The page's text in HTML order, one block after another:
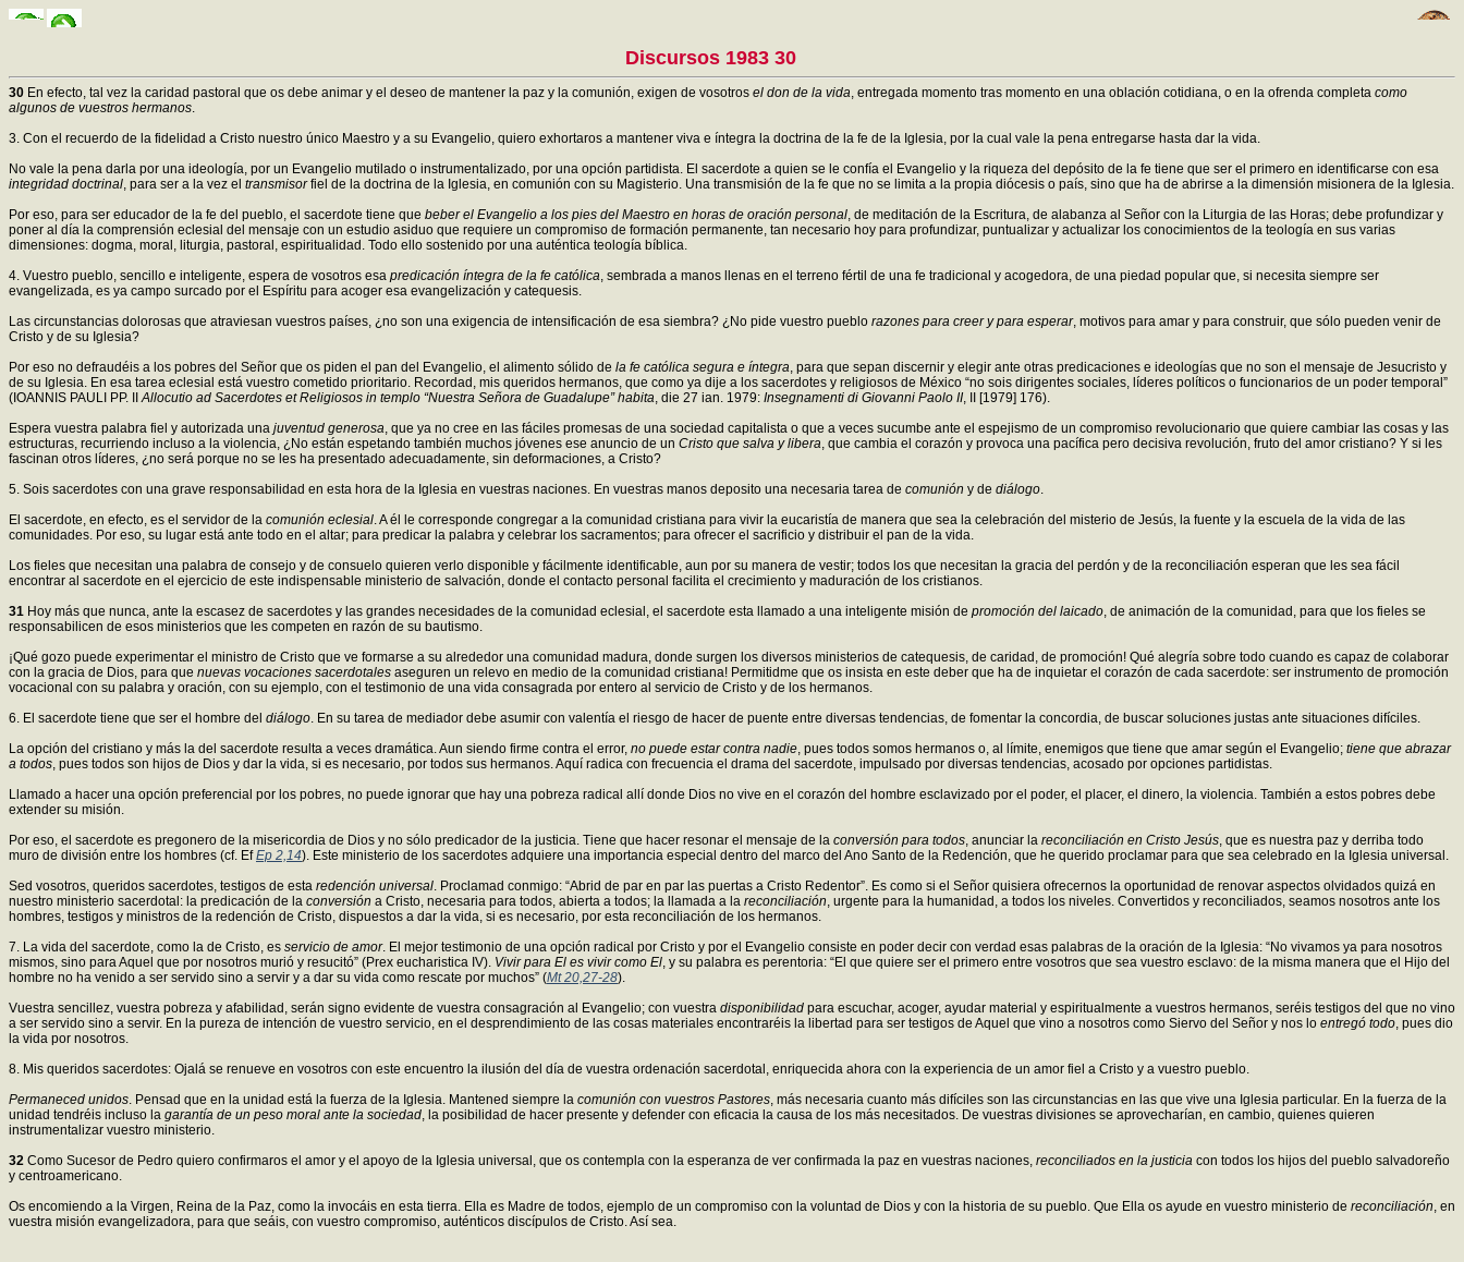
Discursos 1983 30
30 En efecto, tal vez la caridad pastoral que os debe animar y el deseo de mantener la paz y la comunión, exigen de vosotros el don de la vida, entregada momento tras momento en una oblación cotidiana, o en la ofrenda completa como
algunos de vuestros hermanos.
3. Con el recuerdo de la fidelidad a Cristo nuestro único Maestro y a su Evangelio, quiero exhortaros a mantener viva e íntegra la doctrina de la fe de la Iglesia, por la cual vale la pena entregarse hasta dar la vida.
No vale la pena darla por una ideología, por un Evangelio mutilado o instrumentalizado, por una opción partidista. El sacerdote a quien se le confía el Evangelio y la riqueza del depósito de la fe tiene que ser el primero en identificarse con esa
integridad doctrinal, para ser a la vez el transmisorfiel de la doctrina de la Iglesia, en comunión con su Magisterio. Una transmisión de la fe que no se limita a la propia diócesis o país, sino que ha de abrirse a la dimensión misionera de la Iglesia.
Por eso, para ser educador de la fe del pueblo, el sacerdote tiene que beber el Evangelio a los pies del Maestro en horas de oración personal, de meditación de la Escritura, de alabanza al Señor con la Liturgia de las Horas; debe profundizar y
poner al día la comprensión eclesial del mensaje con un estudio asiduo que requiere un compromiso de formación permanente, tan necesario hoy para profundizar, puntualizar y actualizar los conocimientos de la teología en sus varias
dimensiones: dogma, moral, liturgia, pastoral, espiritualidad. Todo ello sostenido por una auténtica teología bíblica.
4. Vuestro pueblo, sencillo e inteligente, espera de vosotros esa predicación íntegra de la fe católica, sembrada a manos llenas en el terreno fértil de una fe tradicional y acogedora, de una piedad popular que, si necesita siempre ser
evangelizada, es ya campo surcado por el Espíritu para acoger esa evangelización y catequesis.
Las circunstancias dolorosas que atraviesan vuestros países, ¿no son una exigencia de intensificación de esa siembra? ¿No pide vuestro pueblo razones para creer y para esperar, motivos para amar y para construir, que sólo pueden venir de
Cristo y de su Iglesia?
Por eso no defraudéis a los pobres del Señor que os piden el pan del Evangelio, el alimento sólido de la fe católica segura e íntegra, para que sepan discernir y elegir ante otras predicaciones e ideologías que no son el mensaje de Jesucristo y
de su Iglesia. En esa tarea eclesial está vuestro cometido prioritario. Recordad, mis queridos hermanos, que como ya dije a los sacerdotes y religiosos de México “no sois dirigentes sociales, líderes políticos o funcionarios de un poder temporal”
(IOANNIS PAULI PP. IIAllocutio ad Sacerdotes et Religiosos in templo “Nuestra Señora de Guadalupe” habita, die 27 ian. 1979: Insegnamenti di Giovanni Paolo II, II [1979] 176).
Espera vuestra palabra fiel y autorizada una juventud generosa, que ya no cree en las fáciles promesas de una sociedad capitalista o que a veces sucumbe ante el espejismo de un compromiso revolucionario que quiere cambiar las cosas y las
estructuras, recurriendo incluso a la violencia, ¿No están espetando también muchos jóvenes ese anuncio de un Cristo que salva y libera, que cambia el corazón y provoca una pacífica pero decisiva revolución, fruto del amor cristiano? Y si les
fascinan otros líderes, ¿no será porque no se les ha presentado adecuadamente, sin deformaciones, a Cristo?
5. Sois sacerdotes con una grave responsabilidad en esta hora de la Iglesia en vuestras naciones. En vuestras manos deposito una necesaria tarea de comunión y de diálogo.
El sacerdote, en efecto, es el servidor de la comunión eclesial. A él le corresponde congregar a la comunidad cristiana para vivir la eucaristía de manera que sea la celebración del misterio de Jesús, la fuente y la escuela de la vida de las
comunidades. Por eso, su lugar está ante todo en el altar; para predicar la palabra y celebrar los sacramentos; para ofrecer el sacrificio y distribuir el pan de la vida.
Los fieles que necesitan una palabra de consejo y de consuelo quieren verlo disponible y fácilmente identificable, aun por su manera de vestir; todos los que necesitan la gracia del perdón y de la reconciliación esperan que les sea fácil
encontrar al sacerdote en el ejercicio de este indispensable ministerio de salvación, donde el contacto personal facilita el crecimiento y maduración de los cristianos.
31 Hoy más que nunca, ante la escasez de sacerdotes y las grandes necesidades de la comunidad eclesial, el sacerdote esta llamado a una inteligente misión de promoción del laicado, de animación de la comunidad, para que los fieles se
responsabilicen de esos ministerios que les competen en razón de su bautismo.
¡Qué gozo puede experimentar el ministro de Cristo que ve formarse a su alrededor una comunidad madura, donde surgen los diversos ministerios de catequesis, de caridad, de promoción! Qué alegría sobre todo cuando es capaz de colaborar
con la gracia de Dios, para que nuevas vocaciones sacerdotales aseguren un relevo en medio de la comunidad cristiana! Permitidme que os insista en este deber que ha de inquietar el corazón de cada sacerdote: ser instrumento de promoción
vocacional con su palabra y oración, con su ejemplo, con el testimonio de una vida consagrada por entero al servicio de Cristo y de los hermanos.
6. El sacerdote tiene que ser el hombre del diálogo. En su tarea de mediador debe asumir con valentía el riesgo de hacer de puente entre diversas tendencias, de fomentar la concordia, de buscar soluciones justas ante situaciones difíciles.
La opción del cristiano y más la del sacerdote resulta a veces dramática. Aun siendo firme contra el error, no puede estar contra nadie, pues todos somos hermanos o, al límite, enemigos que tiene que amar según el Evangelio; tiene que abrazar
a todos, pues todos son hijos de Dios y dar la vida, si es necesario, por todos sus hermanos. Aquí radica con frecuencia el drama del sacerdote, impulsado por diversas tendencias, acosado por opciones partidistas.
Llamado a hacer una opción preferencial por los pobres, no puede ignorar que hay una pobreza radical allí donde Dios no vive en el corazón del hombre esclavizado por el poder, el placer, el dinero, la violencia. También a estos pobres debe
extender su misión.
Por eso, el sacerdote es pregonero de la misericordia de Dios y no sólo predicador de la justicia. Tiene que hacer resonar el mensaje de la conversión para todos, anunciar la reconciliación en Cristo Jesús, que es nuestra paz y derriba todo
muro de división entre los hombres (cf. EfEp 2,14). Este ministerio de los sacerdotes adquiere una importancia especial dentro del marco del Ano Santo de la Redención, que he querido proclamar para que sea celebrado en la Iglesia universal.
Sed vosotros, queridos sacerdotes, testigos de esta redención universal. Proclamad conmigo: “Abrid de par en par las puertas a Cristo Redentor”. Es como si el Señor quisiera ofrecernos la oportunidad de renovar aspectos olvidados quizá en
nuestro ministerio sacerdotal: la predicación de la conversión a Cristo, necesaria para todos, abierta a todos; la llamada a la reconciliación, urgente para la humanidad, a todos los niveles. Convertidos y reconciliados, seamos nosotros ante los
hombres, testigos y ministros de la redención de Cristo, dispuestos a dar la vida, si es necesario, por esta reconciliación de los hermanos.
7. La vida del sacerdote, como la de Cristo, es servicio de amor. El mejor testimonio de una opción radical por Cristo y por el Evangelio consiste en poder decir con verdad esas palabras de la oración de la Iglesia: “No vivamos ya para nosotros
mismos, sino para Aquel que por nosotros murió y resucitó” (Prex eucharistica IV). Vivir para El es vivir como El, y su palabra es perentoria: “El que quiere ser el primero entre vosotros que sea vuestro esclavo: de la misma manera que el Hijo del
hombre no ha venido a ser servido sino a servir y a dar su vida como rescate por muchos” (Mt 20,27-28).
Vuestra sencillez, vuestra pobreza y afabilidad, serán signo evidente de vuestra consagración al Evangelio; con vuestra disponibilidad para escuchar, acoger, ayudar material y espiritualmente a vuestros hermanos, seréis testigos del que no vino
a ser servido sino a servir. En la pureza de intención de vuestro servicio, en el desprendimiento de las cosas materiales encontraréis la libertad para ser testigos de Aquel que vino a nosotros como Siervo del Señor y nos lo entregó todo, pues dio
la vida por nosotros.
8. Mis queridos sacerdotes: Ojalá se renueve en vosotros con este encuentro la ilusión del día de vuestra ordenación sacerdotal, enriquecida ahora con la experiencia de un amor fiel a Cristo y a vuestro pueblo.
Permaneced unidos. Pensad que en la unidad está la fuerza de la Iglesia. Mantened siempre la comunión con vuestros Pastores, más necesaria cuanto más difíciles son las circunstancias en las que vive una Iglesia particular. En la fuerza de la
unidad tendréis incluso la garantía de un peso moral ante la sociedad, la posibilidad de hacer presente y defender con eficacia la causa de los más necesitados. De vuestras divisiones se aprovecharían, en cambio, quienes quieren
instrumentalizar vuestro ministerio.
32 Como Sucesor de Pedro quiero confirmaros el amor y el apoyo de la Iglesia universal, que os contempla con la esperanza de ver confirmada la paz en vuestras naciones, reconciliados en la justicia con todos los hijos del pueblo salvadoreño
y centroamericano.
Os encomiendo a la Virgen, Reina de la Paz, como la invocáis en esta tierra. Ella es Madre de todos, ejemplo de un compromiso con la voluntad de Dios y con la historia de su pueblo. Que Ella os ayude en vuestro ministerio de reconciliación, en
vuestra misión evangelizadora, para que seáis, con vuestro compromiso, auténticos discípulos de Cristo. Así sea.